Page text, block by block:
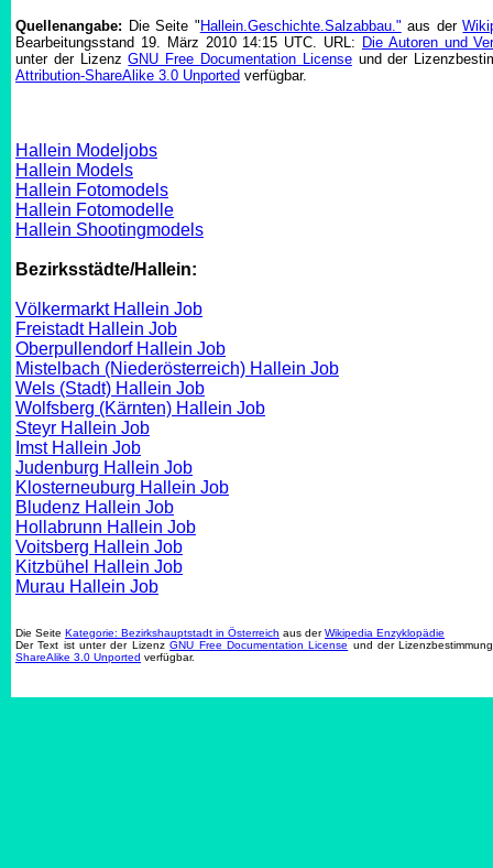
Quellenangabe: Die Seite " Hallein.Geschichte.Salzabbau." aus der
Bearbeitungsstand 19. März 2010 14:15 UTC. URL: Die Autoren und
unter der LizenzGNU Free Documentation Licenseund der
Attribution-ShareAlike 3.0 Unported verfügbar.
Hallein Modeljobs
Hallein Models
Hallein Fotomodels
Hallein Fotomodelle
Hallein Shootingmodels
Bezirksstädte/Hallein:
Völkermarkt Hallein Job
Freistadt Hallein Job
Oberpullendorf Hallein Job
Mistelbach (Niederösterreich) Hallein Job
Wels (Stadt) Hallein Job
Wolfsberg (Kärnten) Hallein Job
Steyr Hallein Job
Imst Hallein Job
Judenburg Hallein Job
Klosterneuburg Hallein Job
Bludenz Hallein Job
Hollabrunn Hallein Job
Voitsberg Hallein Job
Kitzbühel Hallein Job
Murau Hallein Job
Die Seite Kategorie: Bezirkshauptstadt in Österreich aus derWikipedia Enzyklopädie
Der Text ist unter der LizenzGNU Free Documentation License und der
ShareAlike 3.0 Unported verfügbar.